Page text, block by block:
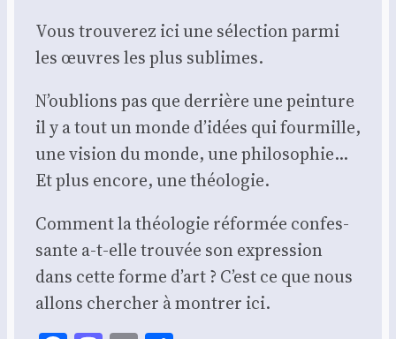
Vous trou­ve­rez ici une sélec­tion par­mi
les œuvres les plus sublimes.
N’ou­blions pas que der­rière une pein­ture
il y a tout un monde d’i­dées qui four­mille,
une vision du monde, une phi­lo­so­phie…
Et plus encore, une théo­lo­gie.
Com­ment la théo­lo­gie réfor­mée confes­
sante a‑t-elle trou­vée son expres­sion
dans cette forme d’art ? C’est ce que nous
allons cher­cher à mon­trer ici.